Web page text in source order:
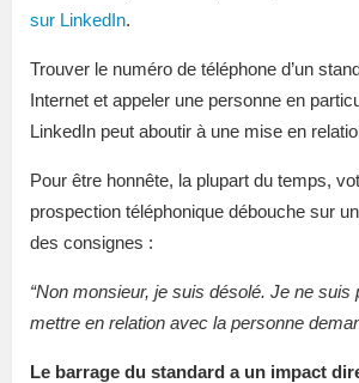
sur LinkedIn.
Trouver le numéro de téléphone d’un
Internet et appeler une personne en
LinkedIn peut aboutir à une mise en
Pour être honnête, la plupart du temps,
prospection téléphonique débouche sur
des consignes :
“Non monsieur, je suis désolé. Je ne suis
mettre en relation avec la personne
Le barrage du standard a un impact